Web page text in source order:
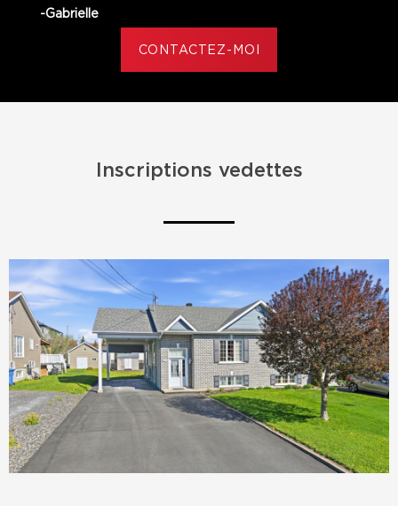
-Gabrielle
CONTACTEZ-MOI
Inscriptions vedettes
VENDU
VENDU
VENDU